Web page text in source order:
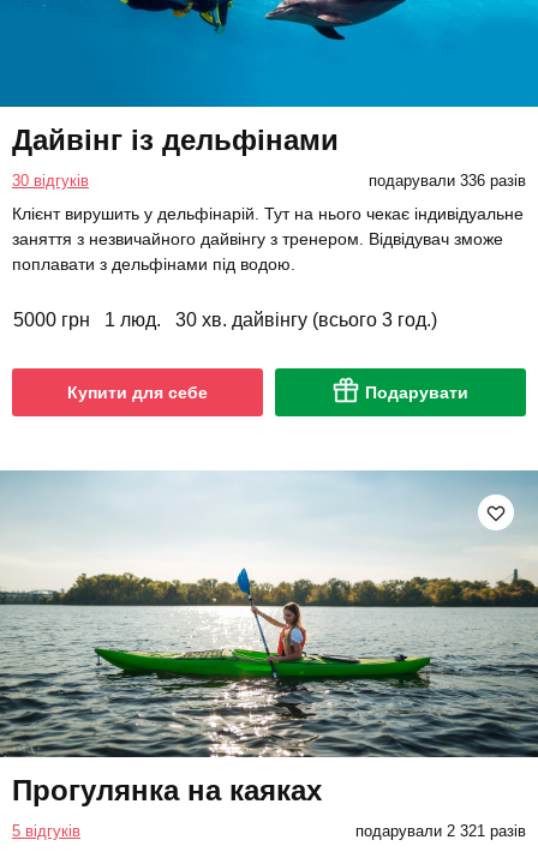
Дайвінг із дельфінами
30 відгуків подарували 336 разів
Клієнт вирушить у дельфінарій. Тут на нього чекає індивідуальне
заняття з незвичайного дайвінгу з тренером. Відвідувач зможе
поплавати з дельфінами під водою.
5000 грн 1 люд. 30 хв. дайвінгу (всього 3 год.)
Купити для себе Подарувати
Прогулянка на каяках
5 відгуків подарували 2 321 разів